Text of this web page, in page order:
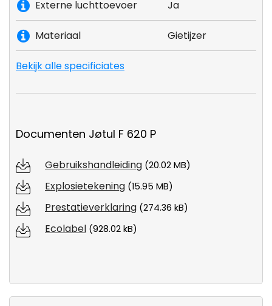
Externe luchttoevoer Ja
Materiaal Gietijzer
Bekijk alle specificiates
Documenten Jøtul F 620 P
Gebruikshandleiding (20.02 MB)
Explosietekening (15.95 MB)
Prestatieverklaring (274.36 kB)
Ecolabel (928.02 kB)